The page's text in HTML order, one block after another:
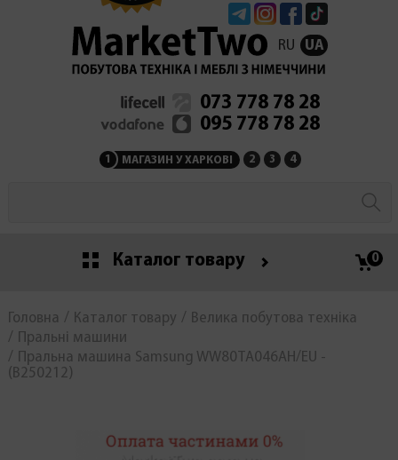
TelegramInstagramFacebook
RU UA
073 778 78 28
095 778 78 28
1 МАГАЗИН У ХАРКОВІ 2 МАГАЗИН НА
3 СЕРВІСНИЙ ЦЕНТР
4
Каталог товару 0
Головна Каталог товару
Велика побутова техніка
Пральні машини
Пральна машина Samsung WW80TA046AH/EU -
(В250212)